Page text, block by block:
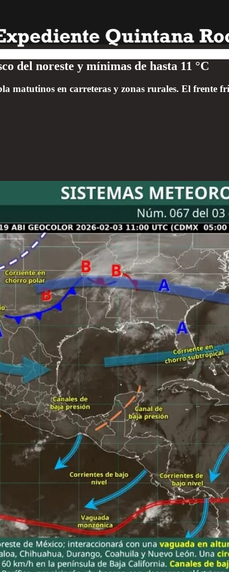
del noreste y mínimas de hasta 11 °C
matutinos en carreteras y zonas rurales. El frente